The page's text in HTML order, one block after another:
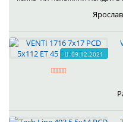
09.12.2021